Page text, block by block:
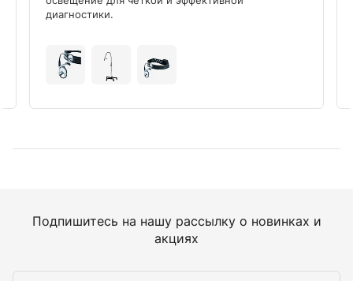
диагностики.
Подпишитесь на нашу рассылку о новинках и
акциях